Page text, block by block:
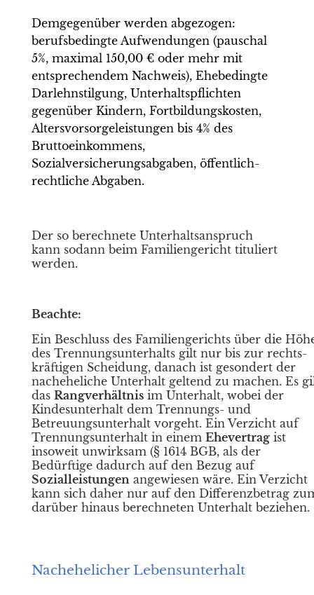
Demgegenüber werden abgezogen:
berufsbedingte Aufwendungen (pauschal
5%, maximal 150,00 € oder mehr mit
entsprechendem Nachweis), Ehebedingte
Darlehnstilgung, Unterhaltspflichten
gegenüber Kindern, Fortbildungskosten,
Altersvorsorgeleistungen bis 4% des
Bruttoeinkommens,
Sozialversicherungsabgaben, öffentlich-
rechtliche Abgaben.
Der so berechnete Unterhaltsanspruch
kann sodann beim Familiengericht tituliert
werden.
Beachte:
Ein Beschluss des Familiengerichts über die
des Trennungsunterhalts gilt nur bis zur rechts-
kräftigen Scheidung, danach ist gesondert der
nacheheliche Unterhalt geltend zu machen. Es
das Rangverhältnisim Unterhalt, wobei der
Kindesunterhalt dem Trennungs- und
Betreuungsunterhalt vorgeht. Ein Verzicht auf
Trennungsunterhalt in einem Ehevertragist
insoweit unwirksam (§ 1614 BGB, als der
Bedürftige dadurch auf den Bezug auf
Sozialleistungen angewiesen wäre. Ein Verzicht
kann sich daher nur auf den Differenzbetrag
darüber hinaus berechneten Unterhalt beziehen.
Nachehelicher Lebensunterhalt